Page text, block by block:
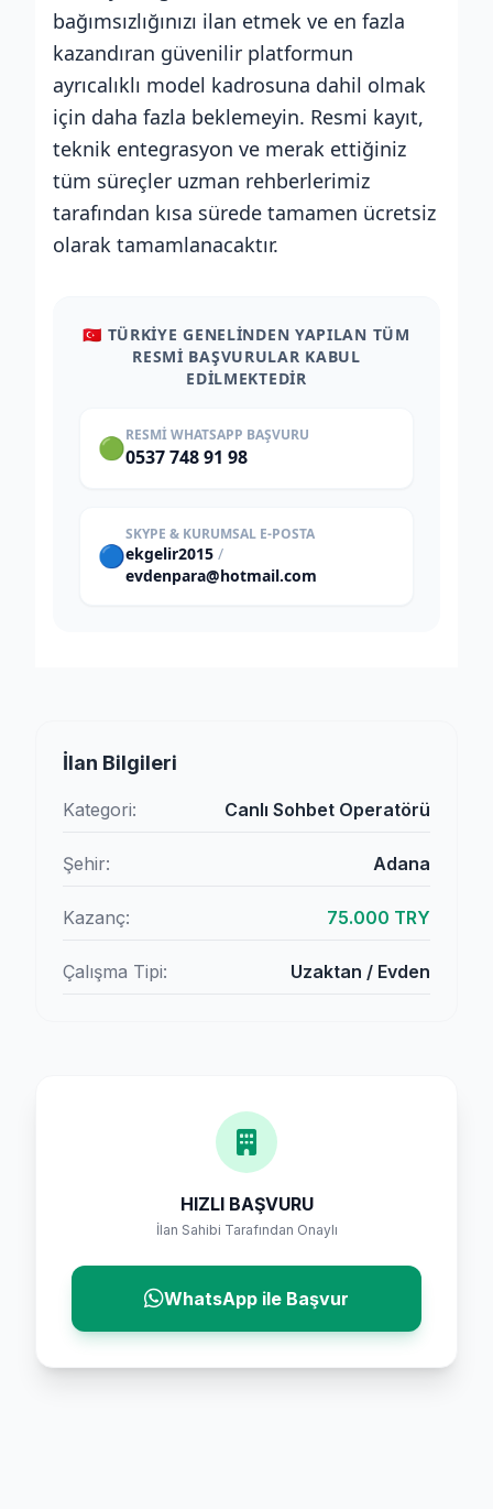
bağımsızlığınızı ilan etmek ve en fazla
kazandıran güvenilir platformun
ayrıcalıklı model kadrosuna dahil olmak
için daha fazla beklemeyin. Resmi kayıt,
teknik entegrasyon ve merak ettiğiniz
tüm süreçler uzman rehberlerimiz
tarafından kısa sürede tamamen ücretsiz
olarak tamamlanacaktır.
🇹🇷 TÜRKİYE GENELİNDEN YAPILAN TÜM
RESMİ BAŞVURULAR KABUL
EDİLMEKTEDİR
🟢RESMI WHATSAPP BAŞVURU
0537 748 91 98
🔵
SKYPE & KURUMSAL E-POSTA
ekgelir2015 /
evdenpara@hotmail.com
İlan Bilgileri
Kategori: Canlı Sohbet Operatörü
Şehir: Adana
Kazanç: 75.000 TRY
Çalışma Tipi: Uzaktan / Evden
HIZLI BAŞVURU
İlan Sahibi Tarafından Onaylı
WhatsApp ile Başvur